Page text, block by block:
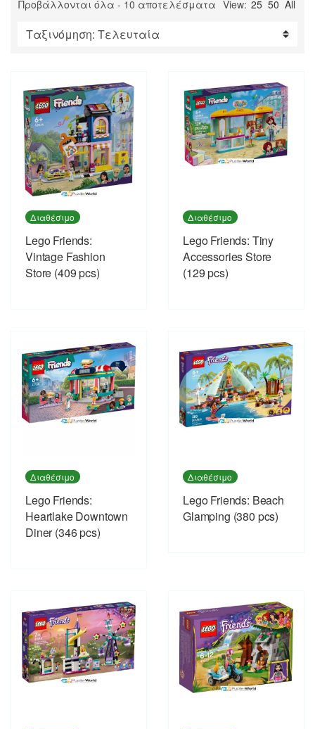
Προβάλλονται όλα - 10 αποτελέσματα Sorted
View: 25 50 All
Διαθέσιμο
Lego Friends:
Vintage Fashion
Store (409 pcs)
Διαθέσιμο
Lego Friends: Tiny
Accessories Store
(129 pcs)
Διαθέσιμο
Lego Friends:
Heartlake Downtown
Diner (346 pcs)
Διαθέσιμο
Lego Friends: Beach
Glamping (380 pcs)